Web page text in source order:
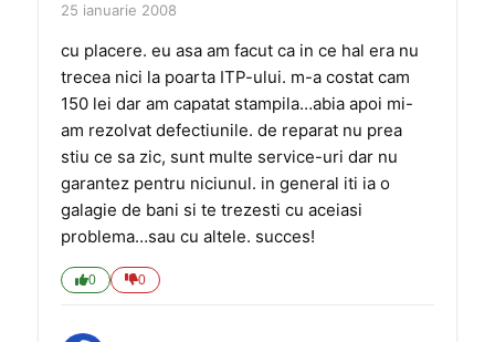
25 ianuarie 2008
cu placere. eu asa am facut ca in ce hal era nu
trecea nici la poarta ITP-ului. m-a costat cam
150 lei dar am capatat stampila…abia apoi mi-
am rezolvat defectiunile. de reparat nu prea
stiu ce sa zic, sunt multe service-uri dar nu
garantez pentru niciunul. in general iti ia o
galagie de bani si te trezesti cu aceiasi
problema…sau cu altele. succes!
0 0